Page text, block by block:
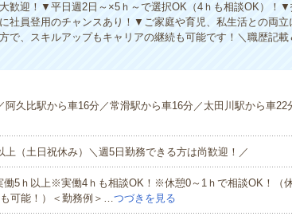
歓迎！▼平日週2日～×5ｈ～で選択OK（4ｈも相談OK）！▼
社員登用のチャンスあり！▼ご家庭や育児、私生活との両立
で、スキルアップもキャリアの継続も可能です！＼職歴記載
阿久比駅から車16分／常滑駅から車16分／太田川駅から車22
上（土日祝休み）＼週5日勤務できる方は尚歓迎！／
働5ｈ以上※実働4ｈも相談OK！※休憩0～1ｈで相談OK！（
可能！）＜勤務例＞…つづきを見る